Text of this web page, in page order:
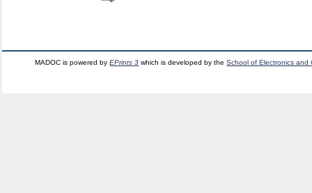
MADOC is powered byEPrints 3 which is developed by theSchool of Electronics and